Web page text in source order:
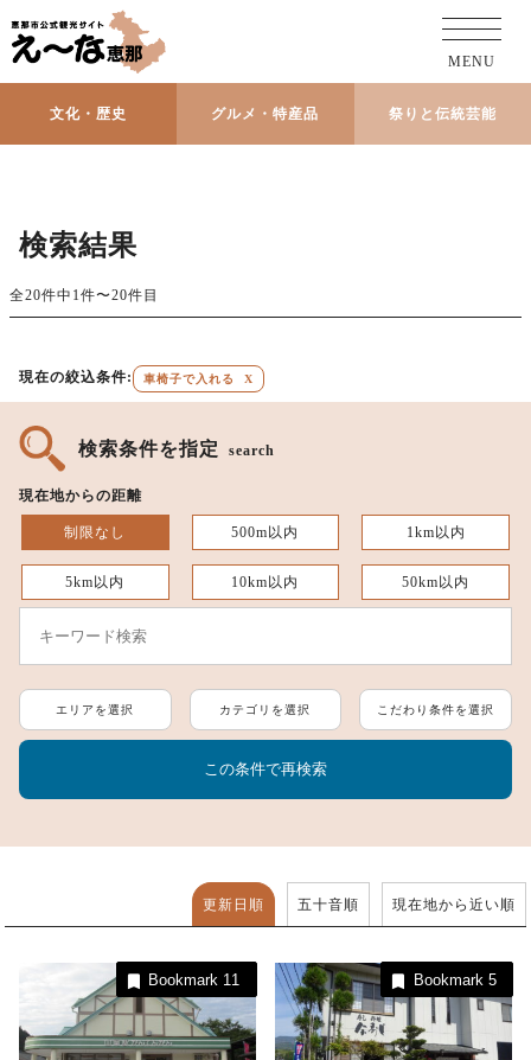
文化・歴史 グルメ・特産品 祭りと伝統芸能
MENU
検索結果
全20件中1件〜20件目
Bookmark 11 Bookmark 5
現在の絞込条件: 車椅子で入れる X
検索条件を指定 search
現在地からの距離
制限なし 500m以内 1km以内
5km以内 10km以内 50km以内
エリアを選択 カテゴリを選択 こだわり条件を選択
更新日順 五十音順 現在地から近い順